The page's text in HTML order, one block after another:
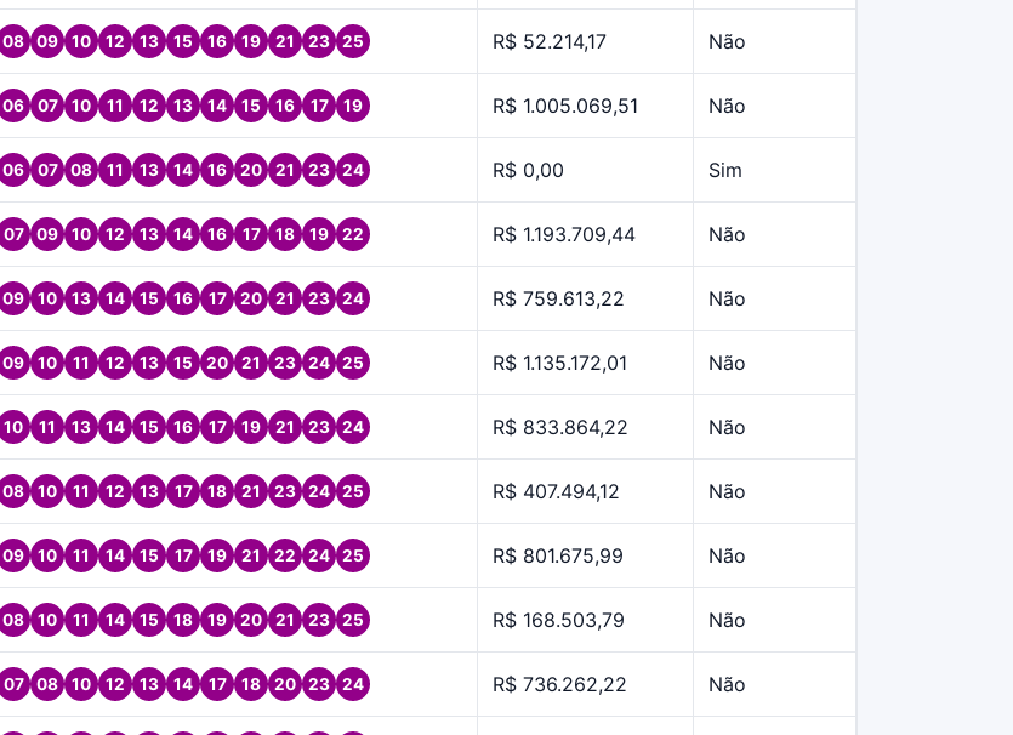
08 09 10 12 13 15 16 19 21 23 25 R$ 52.214,17 Não
06 07 10 11 12 13 14 15 16 17 19 R$ 1.005.069,51 Não
06 07 08 11 13 14 16 20 21 23 24 R$ 0,00 Sim
07 09 10 12 13 14 16 17 18 19 22 R$ 1.193.709,44 Não
09 10 13 14 15 16 17 20 21 23 24 R$ 759.613,22 Não
09 10 11 12 13 15 20 21 23 24 25 R$ 1.135.172,01 Não
10 11 13 14 15 16 17 19 21 23 24 R$ 833.864,22 Não
08 10 11 12 13 17 18 21 23 24 25 R$ 407.494,12 Não
09 10 11 14 15 17 19 21 22 24 25 R$ 801.675,99 Não
08 10 11 14 15 18 19 20 21 23 25 R$ 168.503,79 Não
07 08 10 12 13 14 17 18 20 23 24 R$ 736.262,22 Não